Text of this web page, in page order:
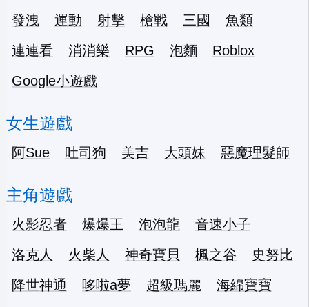
發洩
運動 射擊 槍戰 三國
魚類
連連看
消消樂 RPG 泡麵
Roblox
Google小遊戲
女生遊戲
阿Sue 吐司狗 美吉 大頭妹 惡魔理髮師
主角遊戲
火影忍者 爆爆王 泡泡龍
音速小子
洛克人
火柴人 神奇寶貝 楓之谷
史努比
降世神通
哆啦a夢 超級瑪麗
海綿寶寶